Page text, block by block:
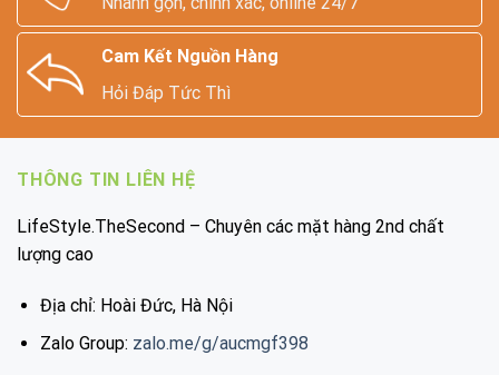
Cam Kết Nguồn Hàng
Hỏi Đáp Tức Thì
THÔNG TIN LIÊN HỆ
LifeStyle.TheSecond – Chuyên các mặt hàng 2nd chất
lượng cao
Địa chỉ: Hoài Đức, Hà Nội
Zalo Group: zalo.me/g/aucmgf398